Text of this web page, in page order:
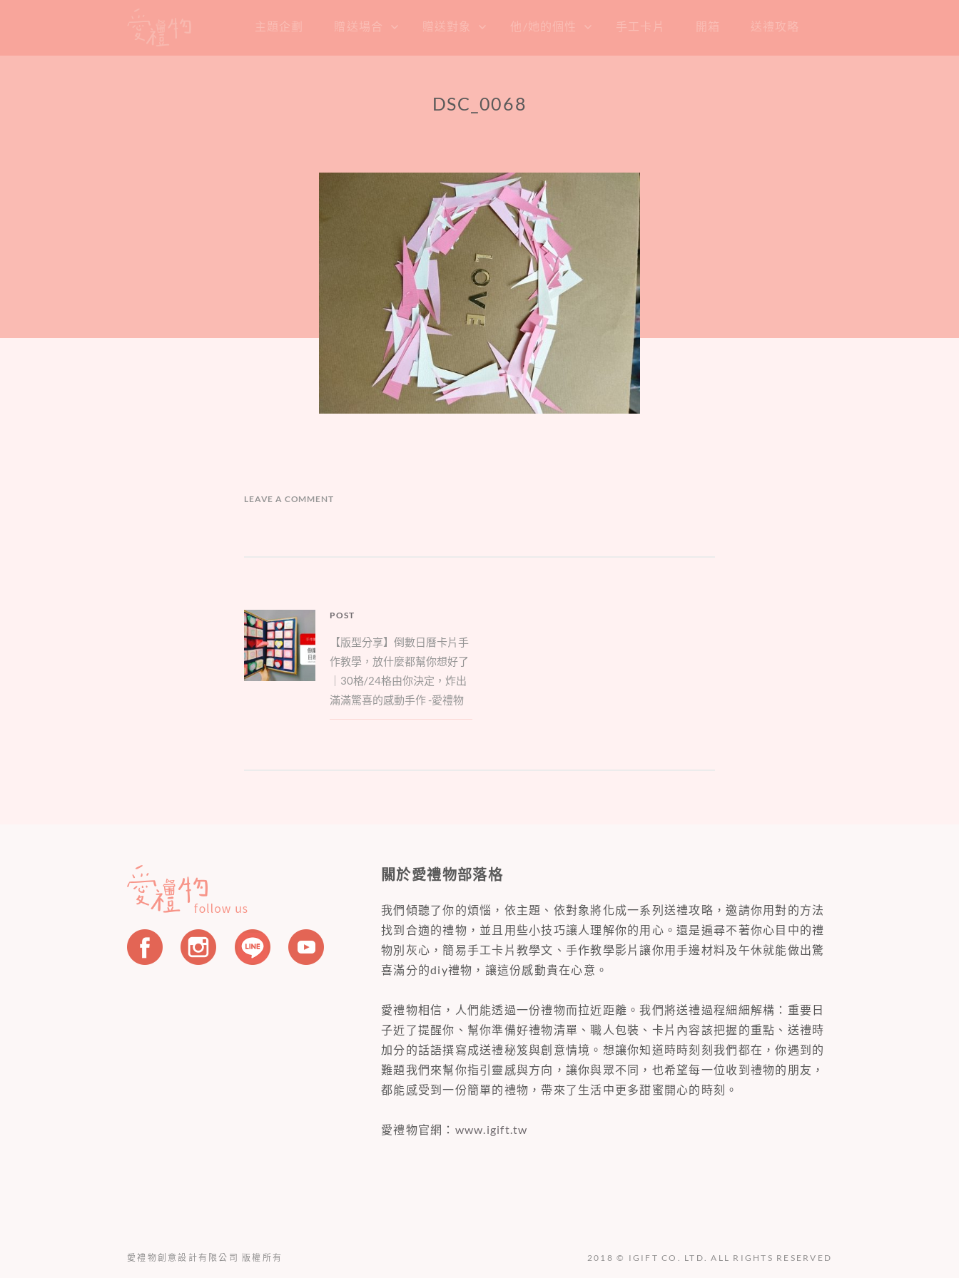
content
主題企劃 贈送場合 贈送對象 他/她的個性 手工卡片 開箱 送禮攻略
DSC_0068
LEAVE A COMMENT
文
章
導
覽
POST
Parent
post:
【版型分享】倒數日曆卡片手
作教學，放什麼都幫你想好了
｜30格/24格由你決定，炸出
滿滿驚喜的感動手作 -愛禮物
關於愛禮物部落格
我們傾聽了你的煩惱，依主題、依對象將化成一系列送禮攻略，邀請你用對的方法
找到合適的禮物，並且用些小技巧讓人理解你的用心。還是遍尋不著你心目中的禮
物別灰心，簡易手工卡片教學文、手作教學影片讓你用手邊材料及午休就能做出驚
喜滿分的diy禮物，讓這份感動貴在心意。
愛禮物相信，人們能透過一份禮物而拉近距離。我們將送禮過程細細解構：重要日
子近了提醒你、幫你準備好禮物清單、職人包裝、卡片內容該把握的重點、送禮時
加分的話語撰寫成送禮秘笈與創意情境。想讓你知道時時刻刻我們都在，你遇到的
難題我們來幫你指引靈感與方向，讓你與眾不同，也希望每一位收到禮物的朋友，
都能感受到一份簡單的禮物，帶來了生活中更多甜蜜開心的時刻。
愛禮物官網： www.igift.tw
愛禮物創意設計有限公司 版權所有 2018 © IGIFT CO. LTD. ALL RIGHTS RESERVED